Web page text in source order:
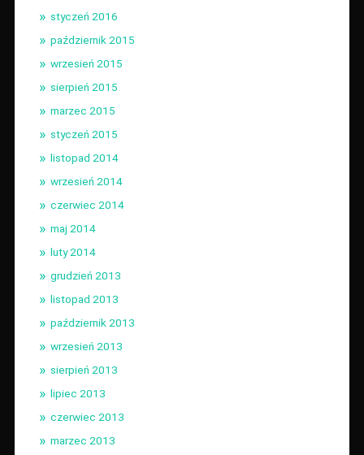
styczeń 2016
październik 2015
wrzesień 2015
sierpień 2015
marzec 2015
styczeń 2015
listopad 2014
wrzesień 2014
czerwiec 2014
maj 2014
luty 2014
grudzień 2013
listopad 2013
październik 2013
wrzesień 2013
sierpień 2013
lipiec 2013
czerwiec 2013
marzec 2013